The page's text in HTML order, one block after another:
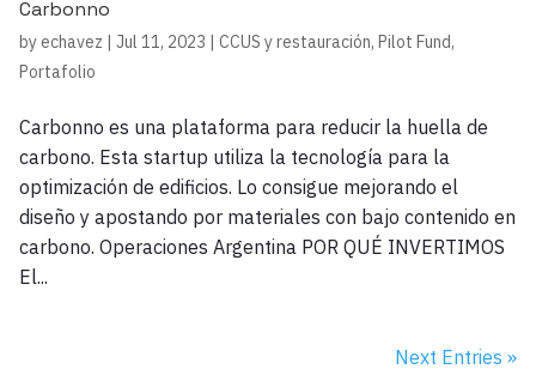
Carbonno
by echavez Jul 11, 2023 CCUS y restauración, Pilot Fund,
Portafolio
Carbonno es una plataforma para reducir la huella de
carbono. Esta startup utiliza la tecnología para la
optimización de edificios. Lo consigue mejorando el
diseño y apostando por materiales con bajo contenido en
carbono. Operaciones Argentina POR QUÉ INVERTIMOS
El...
Next Entries »